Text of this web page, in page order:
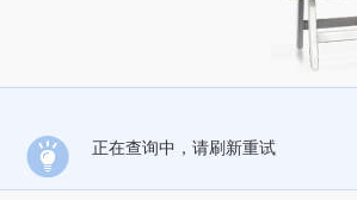
正在查询中，请刷新重试